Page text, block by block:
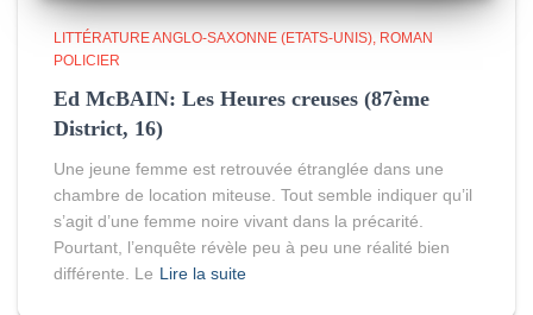
LITTÉRATURE ANGLO-SAXONNE (ETATS-UNIS) ROMAN
POLICIER
Ed McBAIN: Les Heures creuses (87ème
District, 16)
Une jeune femme est retrouvée étranglée dans une
chambre de location miteuse. Tout semble indiquer qu’il
s’agit d’une femme noire vivant dans la précarité.
Pourtant, l’enquête révèle peu à peu une réalité bien
différente. Le Lire la suite